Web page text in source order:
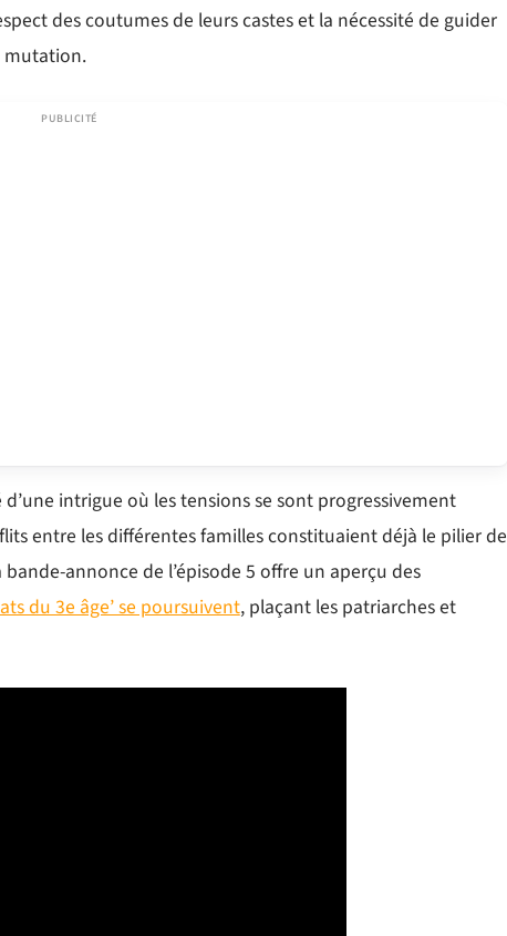
des coutumes de leurs castes et la nécessité de guider
mutation.
intrigue où les tensions se sont progressivement
entre les différentes familles constituaient déjà le pilier de
bande-annonce de l’épisode 5 offre un aperçu des
du 3e âge’ se poursuivent, plaçant les patriarches et